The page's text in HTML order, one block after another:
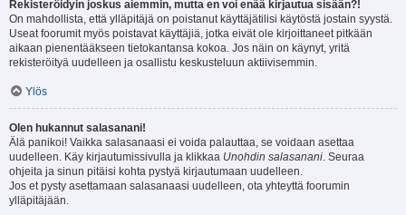
Rekisteröidyin joskus aiemmin, mutta en voi enää kirjautua sisään?!
On mahdollista, että ylläpitäjä on poistanut käyttäjätilisi käytöstä jostain syystä.
Useat foorumit myös poistavat käyttäjiä, jotka eivät ole kirjoittaneet pitkään
aikaan pienentääkseen tietokantansa kokoa. Jos näin on käynyt, yritä
rekisteröityä uudelleen ja osallistu keskusteluun aktiivisemmin.
Ylös
Olen hukannut salasanani!
Älä panikoi! Vaikka salasanaasi ei voida palauttaa, se voidaan asettaa
uudelleen. Käy kirjautumissivulla ja klikkaa Unohdin salasanani. Seuraa
ohjeita ja sinun pitäisi kohta pystyä kirjautumaan uudelleen.
Jos et pysty asettamaan salasanaasi uudelleen, ota yhteyttä foorumin
ylläpitäjään.